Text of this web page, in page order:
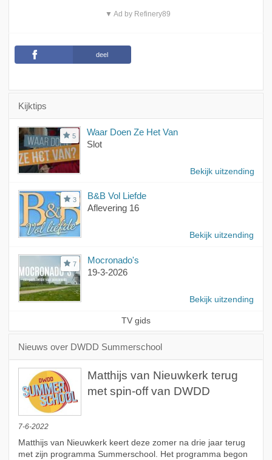
▼ Ad by Refinery89
deel
Kijktips
5
Waar Doen Ze Het Van
Slot
Bekijk uitzending
3
B&B Vol Liefde
Aflevering 16
Bekijk uitzending
7
Mocronado's
19-3-2026
Bekijk uitzending
TV gids
Nieuws over DWDD Summerschool
Matthijs van Nieuwkerk terug
met spin-off van DWDD
7-6-2022
Matthijs van Nieuwkerk keert deze zomer na drie jaar terug
met zijn programma Summerschool. Het programma begon